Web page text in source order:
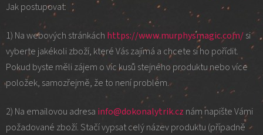
Jak postupovat:
1) Na webových stránkách https://www.murphysmagic.com/si
vyberte jakékoli zboží, které Vás zajímá a chcete si ho pořídit.
Pokud byste měli zájem o víc kusů stejného produktu nebo více
položek, samozřejmě, že to není problém.
2) Na emailovou adresa info@dokonalytrik.cz nám napište Vámi
požadované zboží. Stačí vypsat celý název produktu (případně